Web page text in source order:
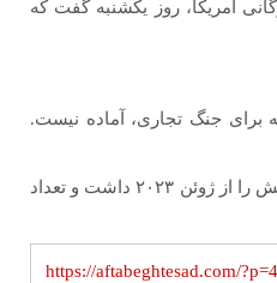
آمریکا، روز یکشنبه گفت که
تورم چین، نمایانگر اقتصادی است که برای جنگ تجاری، آماده نیست.
طبق گزارش روز جمعه شرکت خدمات انرژی بیکر هیوز، شرکت‌های انرژی آمریکا آماده کاهش احتمالی تقاضا شده و در نتیجه، تعداد دکل‌های نفتی طی هفته گذشته، بزرگترین کاهش را از ژوئن ۲۰۲۳ داشت و تعداد
https://aftabeghtesad.com/